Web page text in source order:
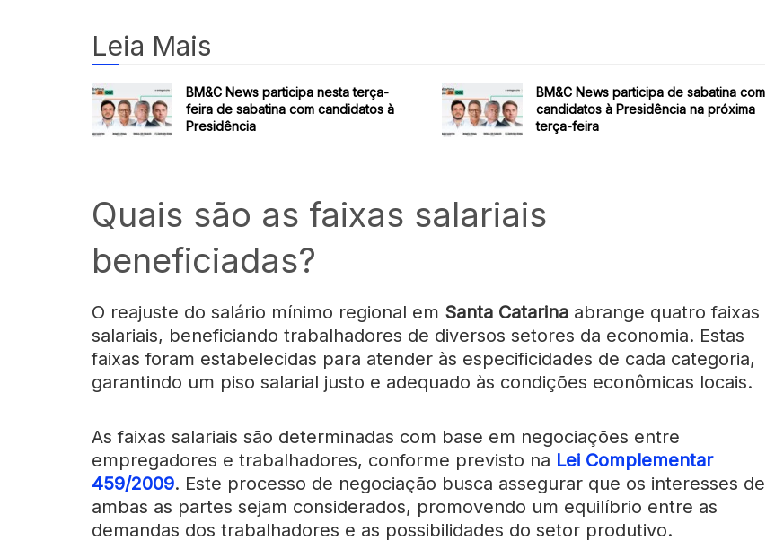
Leia Mais
BM&C News participa nesta terça-
feira de sabatina com candidatos à
Presidência
BM&C News participa de sabatina com
candidatos à Presidência na próxima
terça-feira
Quais são as faixas salariais
beneficiadas?
O reajuste do salário mínimo regional em Santa Catarina abrange quatro faixas
salariais, beneficiando trabalhadores de diversos setores da economia. Estas
faixas foram estabelecidas para atender às especificidades de cada categoria,
garantindo um piso salarial justo e adequado às condições econômicas locais.
As faixas salariais são determinadas com base em negociações entre
empregadores e trabalhadores, conforme previsto na Lei Complementar
459/2009. Este processo de negociação busca assegurar que os interesses de
ambas as partes sejam considerados, promovendo um equilíbrio entre as
demandas dos trabalhadores e as possibilidades do setor produtivo.